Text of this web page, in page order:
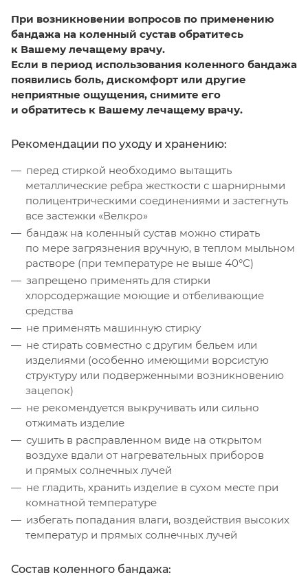
При возникновении вопросов по применению
бандажа на коленный сустав обратитесь
к Вашему лечащему врачу.
Если в период использования коленного бандажа
появились боль, дискомфорт или другие
неприятные ощущения, снимите его
и обратитесь к Вашему лечащему врачу.
Рекомендации по уходу и хранению:
перед стиркой необходимо вытащить
металлические ребра жесткости с шарнирными
полицентрическими соединениями и застегнуть
все застежки «Велкро»
бандаж на коленный сустав можно стирать
по мере загрязнения вручную, в теплом мыльном
растворе (при температуре не выше 40°С)
запрещено применять для стирки
хлорсодержащие моющие и отбеливающие
средства
не применять машинную стирку
не стирать совместно с другим бельем или
изделиями (особенно имеющими ворсистую
структуру или подверженными возникновению
зацепок)
не рекомендуется выкручивать или сильно
отжимать изделие
сушить в расправленном виде на открытом
воздухе вдали от нагревательных приборов
и прямых солнечных лучей
не гладить, хранить изделие в сухом месте при
комнатной температуре
избегать попадания влаги, воздействия высоких
температур и прямых солнечных лучей
Состав коленного бандажа: